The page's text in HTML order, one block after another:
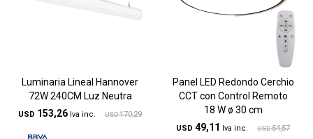
Luminaria Lineal Hannover
72W 240CM Luz Neutra
USD 153,26 USD 170,29
Panel LED Redondo Cerchio
CCT con Control Remoto
18 W ø 30 cm
USD 49,11 USD 54,57